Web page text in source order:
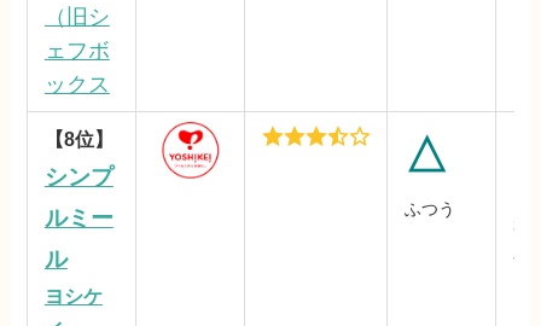
（旧シ
ェフボ
ックス
【8位】
シンプ
ルミー
ル
ヨシケ
△
ふつう
食